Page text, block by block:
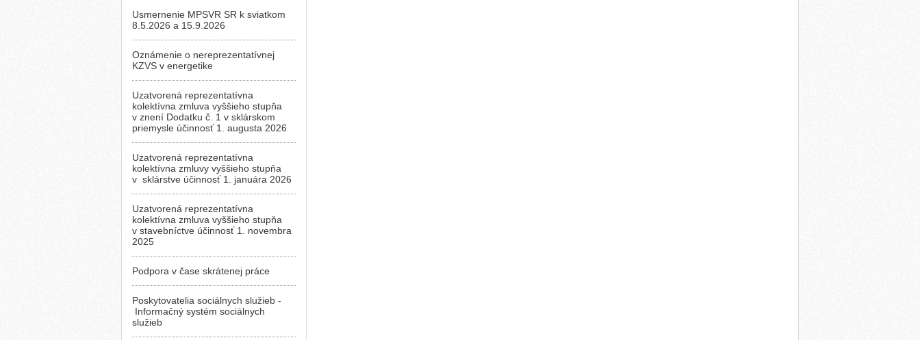
Usmernenie MPSVR SR k sviatkom
8.5.2026 a 15.9.2026
Oznámenie o nereprezentatívnej
KZVS v energetike
Uzatvorená reprezentatívna
kolektívna zmluva vyššieho stupňa
v znení Dodatku č. 1 v sklárskom
priemysle účinnosť 1. augusta 2026
Uzatvorená reprezentatívna
kolektívna zmluvy vyššieho stupňa
v sklárstve účinnosť 1. januára 2026
Uzatvorená reprezentatívna
kolektívna zmluva vyššieho stupňa
v stavebníctve účinnosť 1. novembra
2025
Podpora v čase skrátenej práce
Poskytovatelia sociálnych služieb -
Informačný systém sociálnych
služieb